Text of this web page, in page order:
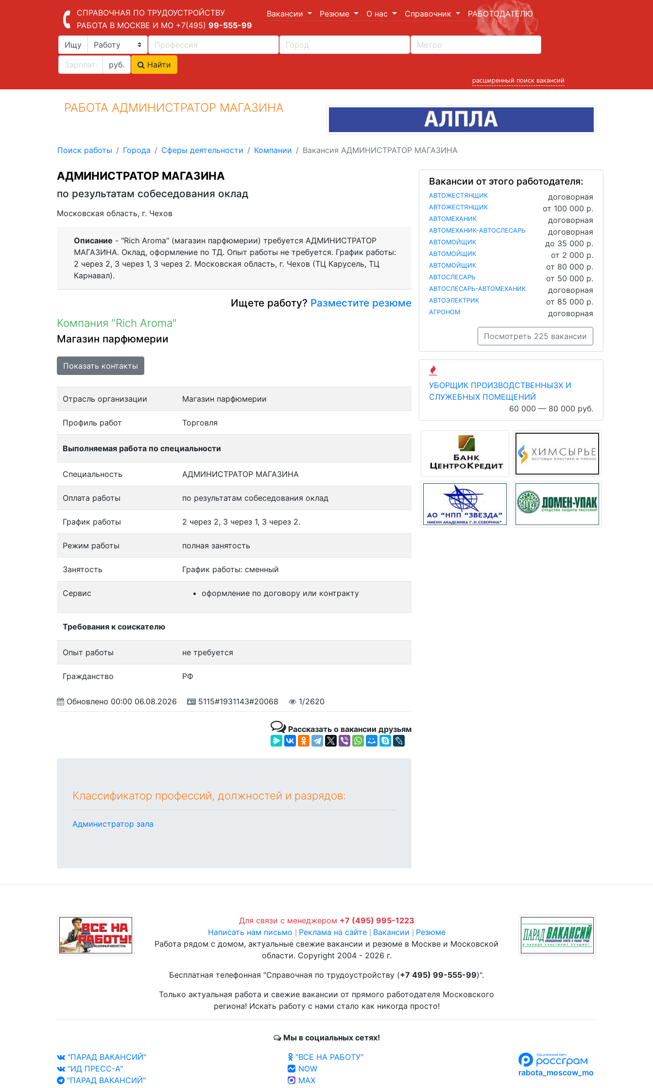
СПРАВОЧНАЯ ПО ТРУДОУСТРОЙСТВУ
РАБОТА В МОСКВЕ И МО +7(495) 99-555-99
Вакансии Резюме О нас Справочник РАБОТОДАТЕЛЮ
Ищу
руб. Найти
расширенный поиск вакансий
РАБОТА АДМИНИСТРАТОР МАГАЗИНА
Поиск работы Города Сферы деятельности Компании Вакансия АДМИНИСТРАТОР МАГАЗИНА
АДМИНИСТРАТОР МАГАЗИНА
по результатам собеседования оклад
Московская область, г. Чехов
Описание - "Rich Aroma" (магазин парфюмерии) требуется АДМИНИСТРАТОР
МАГАЗИНА. Оклад, оформление по ТД. Опыт работы не требуется. График работы:
2 через 2, 3 через 1, 3 через 2. Московская область, г. Чехов (ТЦ Карусель, ТЦ
Карнавал).
Ищете работу? Разместите резюме
Компания "Rich Aroma"
Магазин парфюмерии
Показать контакты
Отрасль организации Магазин парфюмерии
Профиль работ Торговля
Выполняемая работа по специальности
Специальность АДМИНИСТРАТОР МАГАЗИНА
Оплата работы по результатам собеседования оклад
График работы 2 через 2, 3 через 1, 3 через 2.
Режим работы полная занятость
Занятость График работы: сменный
Сервис оформление по договору или контракту
Требования к соискателю
Опыт работы не требуется
Гражданство РФ
Обновлено 00:00 06.08.2026 5115#1931143#20068 1/2620
Рассказать о вакансии друзьям
Классификатор профессий, должностей и разрядов:
Администратор зала
Вакансии от этого работодателя:
АВТОЖЕСТЯНЩИК договорная
АВТОЖЕСТЯНЩИК от 100 000 р.
АВТОМЕХАНИК договорная
АВТОМЕХАНИК-АВТОСЛЕСАРЬ договорная
АВТОМОЙЩИК до 35 000 р.
АВТОМОЙЩИК от 2 000 р.
АВТОМОЙЩИК от 80 000 р.
АВТОСЛЕСАРЬ от 50 000 р.
АВТОСЛЕСАРЬ-АВТОМЕХАНИК договорная
АВТОЭЛЕКТРИК от 85 000 р.
АГРОНОМ договорная
Посмотреть 225 вакансии
УБОРЩИК ПРОИЗВОДСТВЕННЫЗХ И
СЛУЖЕБНЫХ ПОМЕЩЕНИЙ
60 000 — 80 000 руб.
Для связи с менеджером +7 (495) 995-1223
Написать нам письмо
Реклама на сайте Вакансии
Резюме
Работа рядом с домом, актуальные свежие вакансии и резюме в Москве и Московской
области. Copyright 2004 - 2026 г.
Бесплатная телефонная "Справочная по трудоустройству (+7 495) 99-555-99)".
Только актуальная работа и свежие вакансии от прямого работодателя Московского
региона! Искать работу с нами стало как никогда просто!
Мы в социальных сетях!
"ПАРАД ВАКАНСИЙ"
"ИД ПРЕСС-А"
"ПАРАД ВАКАНСИЙ"
"ВСЕ НА РАБОТУ"
NOW
MAX
rabota_moscow_mo